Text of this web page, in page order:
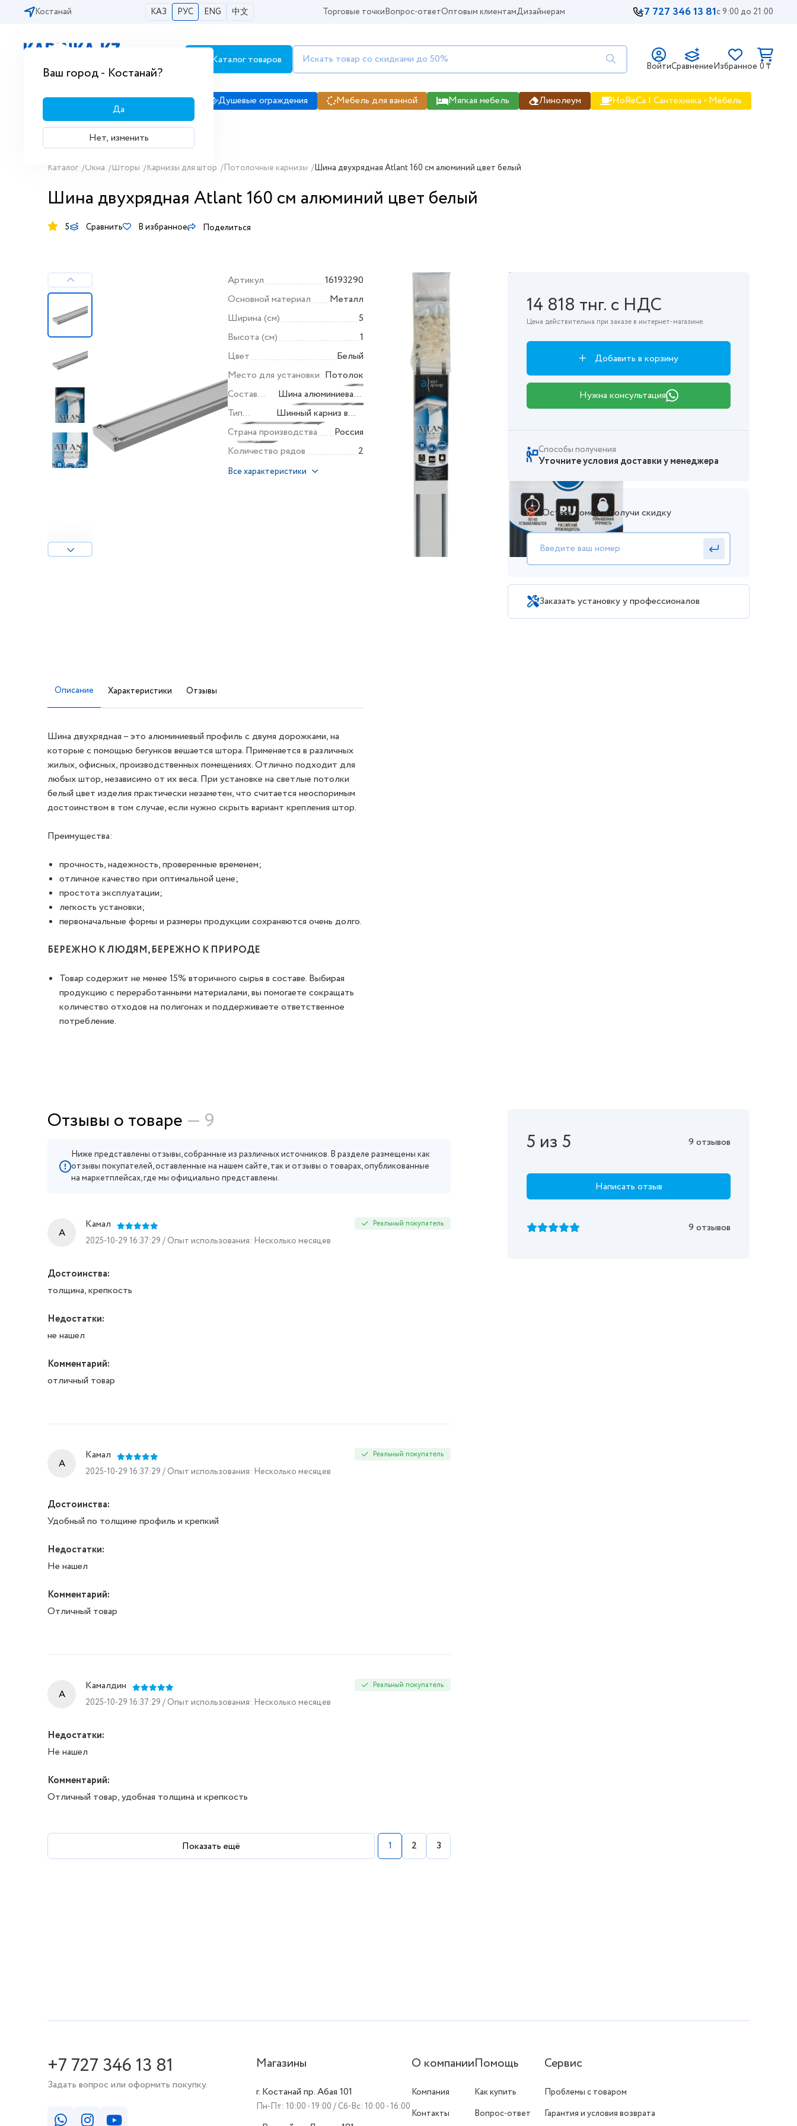
Костанай КАЗ РУС ENG 中文
Ваш город - Костанай?
Да
Нет, изменить
Торговые точкиВопрос-ответОптовым клиентамДизайнерам +7 727 346 13 81с 9:00 до 21:00
Бесплатная доставка по городам РК
Каталог товаров ВойтиСравнениеИзбранное 0 ₸
Сантехника Душевые кабины Душевые ограждения Мебель для ванной Мягкая мебель Линолеум HoReCa | Сантехника • Мебель
Каталог /Окна /Шторы /Карнизы для штор /Потолочные карнизы /Шина двухрядная Atlant 160 см алюминий цвет белый
Шина двухрядная Atlant 160 см алюминий цвет белый
5 Сравнить В избранное Поделиться
Артикул
16193290
Основной материал
Металл
Ширина (см)
5
Высота (см)
1
Цвет
Белый
Место для установки Потолок
Состав
комплекта
Шина алюминиевая
- 1 шт, торцевая
заглушка - 2 шт,
крючки - 32 шт
Тип
продукта
Шинный карниз в
наборе
Страна производства
Россия
Количество рядов
2
Все характеристики
14 818 тнг. с НДС
Цена действительна при заказе в интернет-магазине.
Добавить в корзину
Нужна консультация
Способы получения
Уточните условия доставки у менеджера
Оставь номер и получи скидку
Заказать установку у профессионалов
Описание Характеристики Отзывы
Шина двухрядная – это алюминиевый профиль с двумя дорожками, на
которые с помощью бегунков вешается штора. Применяется в различных
жилых, офисных, производственных помещениях. Отлично подходит для
любых штор, независимо от их веса. При установке на светлые потолки
белый цвет изделия практически незаметен, что считается неоспоримым
достоинством в том случае, если нужно скрыть вариант крепления штор.
Преимущества:
прочность, надежность, проверенные временем;
отличное качество при оптимальной цене;
простота эксплуатации;
легкость установки;
первоначальные формы и размеры продукции сохраняются очень долго.
БЕРЕЖНО К ЛЮДЯМ, БЕРЕЖНО К ПРИРОДЕ
Товар содержит не менее 15% вторичного сырья в составе. Выбирая
продукцию с переработанными материалами, вы помогаете сокращать
количество отходов на полигонах и поддерживаете ответственное
потребление.
Отзывы о товаре — 9
Ниже представлены отзывы, собранные из различных источников. В разделе размещены как
отзывы покупателей, оставленные на нашем сайте, так и отзывы о товарах, опубликованные
на маркетплейсах, где мы официально представлены.
A
Камал
2025-10-29 16:37:29 / Опыт использования: Несколько месяцев
Реальный покупатель
Достоинства:
толщина, крепкость
Недостатки:
не нашел
Комментарий:
отличный товар
A
Камал
2025-10-29 16:37:29 / Опыт использования: Несколько месяцев
Реальный покупатель
Достоинства:
Удобный по толщине профиль и крепкий
Недостатки:
Не нашел
Комментарий:
Отличный товар
A
Камалдин
2025-10-29 16:37:29 / Опыт использования: Несколько месяцев
Реальный покупатель
Недостатки:
Не нашел
Комментарий:
Отличный товар, удобная толщина и крепкость
Показать ещё 1 2 3
5 из 5 9 отзывов
Написать отзыв
9 отзывов
+7 727 346 13 81
Задать вопрос или оформить покупку.
Магазины
г. Костанай пр. Абая 101
Пн-Пт: 10:00 - 19:00 / Сб-Вс: 10:00 - 16:00
О компании
Компания
Контакты
Помощь
Как купить
Вопрос-ответ
Сервис
Проблемы с товаром
Гарантия и условия возврата